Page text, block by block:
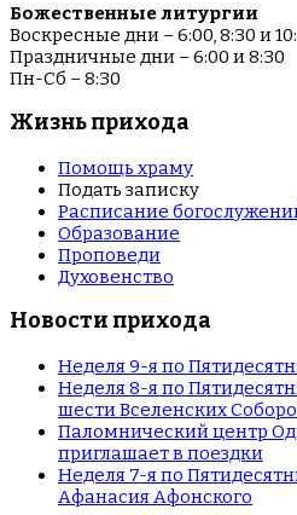
Божественные литургии
Воскресные дни – 6:00, 8:30 и
Праздничные дни – 6:00 и 8:30
Пн-Сб – 8:30
Жизнь прихода
Помощь храму
Подать записку
Расписание
Образование
Проповеди
Духовенство
Новости прихода
Неделя 9-я по
Неделя 8-я по
шести Вселенских
Паломнический центр
приглашает в поездки
Неделя 7-я по
Афанасия Афонского